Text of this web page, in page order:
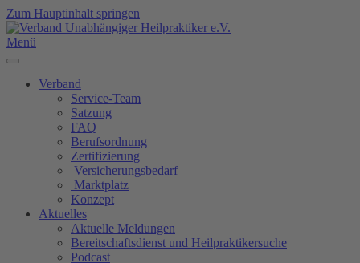
Zum Hauptinhalt springen
Menü
Verband
Service-Team
Satzung
FAQ
Berufsordnung
Zertifizierung
Versicherungsbedarf
Marktplatz
Konzept
Aktuelles
Aktuelle Meldungen
Bereitschaftsdienst und Heilpraktikersuche
Podcast